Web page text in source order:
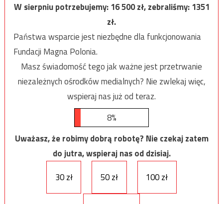
W sierpniu potrzebujemy:16 500zł, zebraliśmy:1351
zł.
Państwa wsparcie jest niezbędne dla funkcjonowania
Fundacji Magna Polonia.
Masz świadomość tego jak ważne jest przetrwanie
niezależnych ośrodków medialnych? Nie zwlekaj więc,
wspieraj nas już od teraz.
8%
Uważasz, że robimy dobrą robotę? Nie czekaj zatem
do jutra, wspieraj nas od dzisiaj.
30 zł
50 zł 100 zł